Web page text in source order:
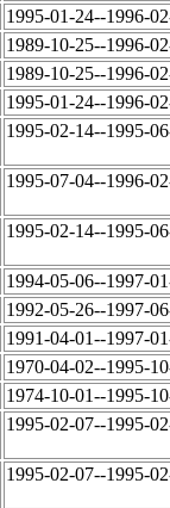
1995-01-24--1996-
1989-10-25--1996-
1989-10-25--1996-
1995-01-24--1996-
1995-02-14--1995-
1995-07-04--1996-
1995-02-14--1995-
1994-05-06--1997-
1992-05-26--1997-
1991-04-01--1997-
1970-04-02--1995-
1974-10-01--1995-
1995-02-07--1995-
1995-02-07--1995-